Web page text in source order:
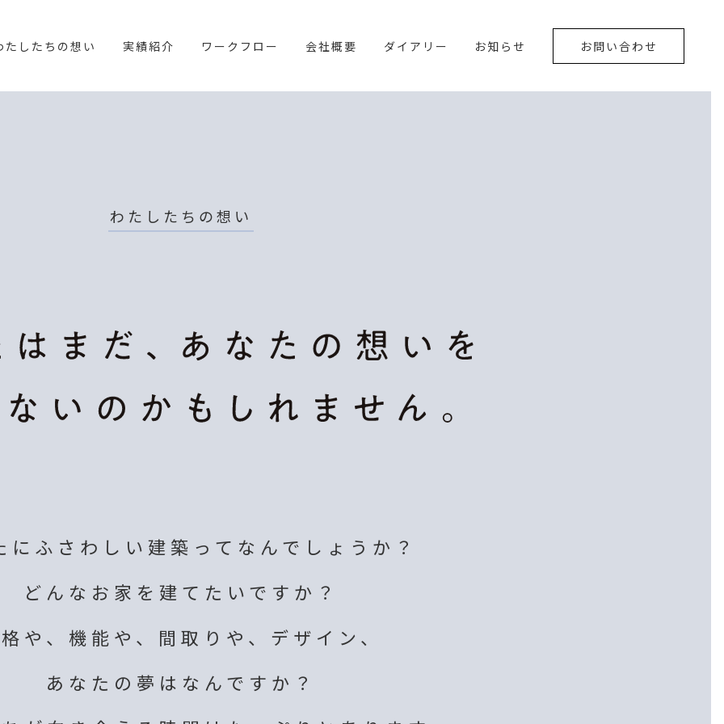
たしたちの想い 実績紹介 ワークフロー 会社概要 ダイアリー お知らせ お問い合わせ
わたしたちの想い
にふさわしい建築って なんでしょうか？
どんなお家を建てたいですか？
や、機能や、間取りや、デザイン、
あなたの夢はなんですか？